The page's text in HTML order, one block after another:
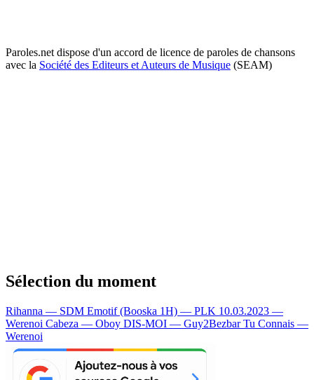
Paroles.net dispose d'un accord de licence de paroles de chansons
avec la Société des Editeurs et Auteurs de Musique (SEAM)
Sélection du moment
Rihanna — SDM Emotif (Booska 1H) — PLK 10.03.2023 —
Werenoi Cabeza — Oboy DIS-MOI — Guy2BezbarTu Connais —
Werenoi